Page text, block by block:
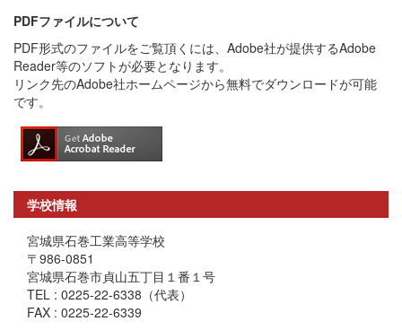
PDFファイルについて
PDF形式のファイルをご覧頂くには、Adobe社が提供するAdobe
Reader等のソフトが必要となります。
リンク先のAdobe社ホームページから無料でダウンロードが可能
です。
学校情報
宮城県石巻工業高等学校
〒986-0851
宮城県石巻市貞山五丁目１番１号
TEL : 0225-22-6338（代表）
FAX : 0225-22-6339